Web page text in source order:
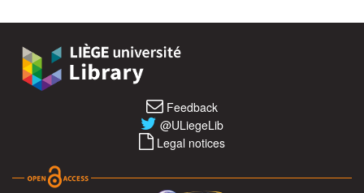
Feedback
@ULiegeLib
Legal notices